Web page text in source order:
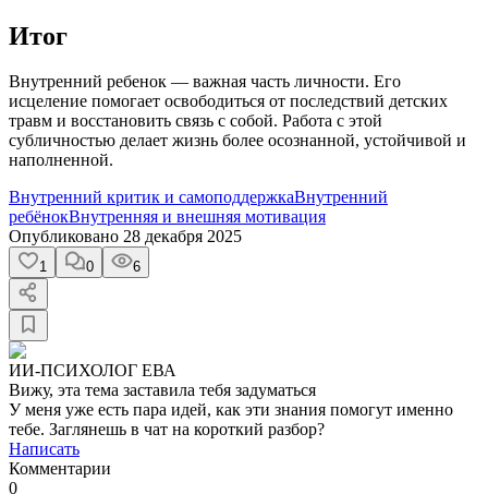
Итог
Внутренний ребенок — важная часть личности. Его
исцеление помогает освободиться от последствий детских
травм и восстановить связь с собой. Работа с этой
субличностью делает жизнь более осознанной, устойчивой и
наполненной.
Внутренний критик и самоподдержкаВнутренний
ребёнокВнутренняя и внешняя мотивация
Опубликовано 28 декабря 2025
1 0 6
ИИ-ПСИХОЛОГ ЕВА
Вижу, эта тема заставила тебя задуматься
У меня уже есть пара идей, как эти знания помогут именно
тебе. Заглянешь в чат на короткий разбор?
Написать
Комментарии
0